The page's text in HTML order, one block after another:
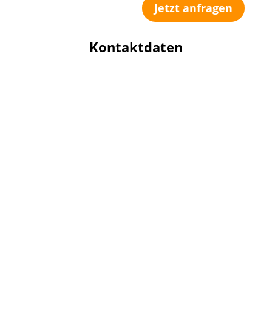
Jetzt anfragen
Kontaktdaten